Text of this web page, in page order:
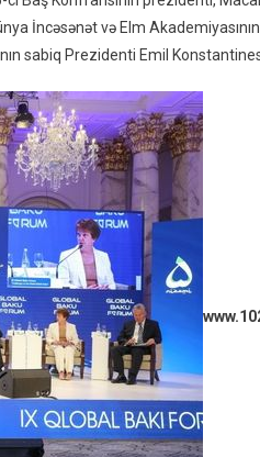
İncəsənət və Elm
sabiq Prezidenti Emil